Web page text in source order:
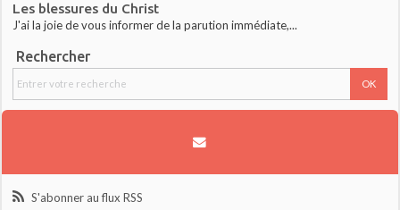
Les blessures du Christ
J'ai la joie de vous informer de la parution immédiate,...
Rechercher
S'abonner au flux RSS